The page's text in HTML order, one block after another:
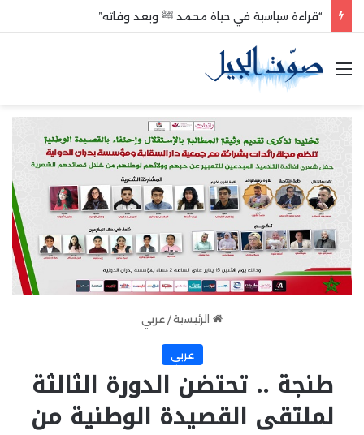
“قراءة سياسية في حياة محمد ﷺ وبعد وفاته”
القائمة
الرئيسية/عربي
عربي
طنجة .. تحتضن الدورة الثالثة
لملتقى القصيدة الوطنية من